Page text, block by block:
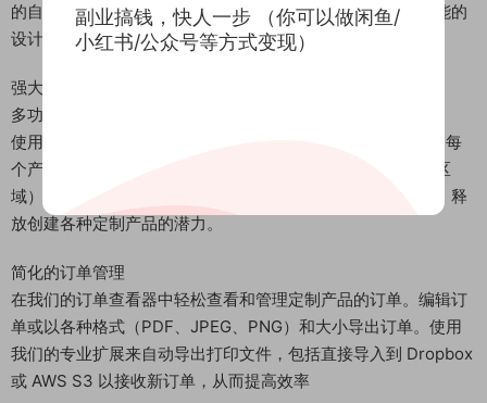
的自定义选项以及轻松翻译成任何语言，为用户友好、多功能的
设计工具设定了新标准。
强大的管理员
多功能产品后端
使用 Fancy Product Designer，轻松制作可定制的产品，为每
个产品添加多个视图。使用特定元素（如图像、文本和上传区
域）定制每个视图。从简单的单文本修改到复杂的多层设计，释
放创建各种定制产品的潜力。
简化的订单管理
在我们的订单查看器中轻松查看和管理定制产品的订单。编辑订
单或以各种格式（PDF、JPEG、PNG）和大小导出订单。使用
我们的专业扩展来自动导出打印文件，包括直接导入到 Dropbox
或 AWS S3 以接收新订单，从而提高效率
副业搞钱，快人一步 （你可以做闲鱼/
小红书/公众号等方式变现）